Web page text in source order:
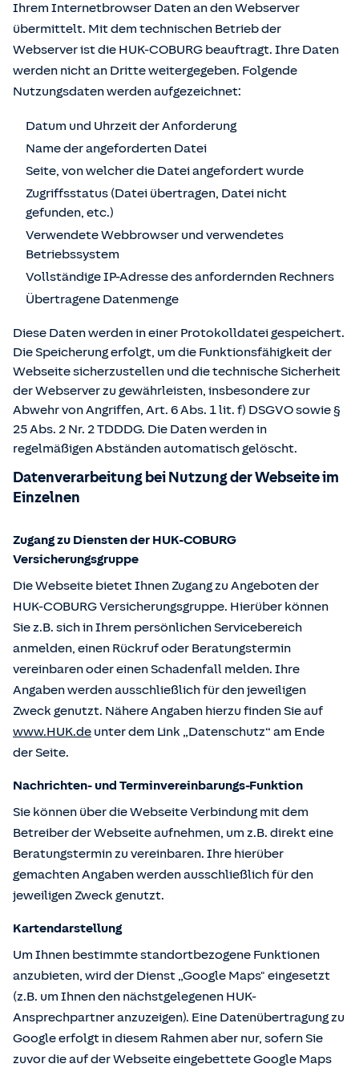
Ihrem Internetbrowser Daten an den Webserver
übermittelt. Mit dem technischen Betrieb der
Webserver ist die HUK-COBURG beauftragt. Ihre Daten
werden nicht an Dritte weitergegeben. Folgende
Nutzungsdaten werden aufgezeichnet:
Datum und Uhrzeit der Anforderung
Name der angeforderten Datei
Seite, von welcher die Datei angefordert wurde
Zugriffsstatus (Datei übertragen, Datei nicht
gefunden, etc.)
Verwendete Webbrowser und verwendetes
Betriebssystem
Vollständige IP-Adresse des anfordernden Rechners
Übertragene Datenmenge
Diese Daten werden in einer Protokolldatei gespeichert.
Die Speicherung erfolgt, um die Funktionsfähigkeit der
Webseite sicherzustellen und die technische Sicherheit
der Webserver zu gewährleisten, insbesondere zur
Abwehr von Angriffen, Art. 6 Abs. 1 lit. f) DSGVO sowie §
25 Abs. 2 Nr. 2 TDDDG. Die Daten werden in
regelmäßigen Abständen automatisch gelöscht.
Datenverarbeitung bei Nutzung der Webseite im
Einzelnen
Zugang zu Diensten der HUK-COBURG
Versicherungsgruppe
Die Webseite bietet Ihnen Zugang zu Angeboten der
HUK-COBURG Versicherungsgruppe. Hierüber können
Sie z.B. sich in Ihrem persönlichen Servicebereich
anmelden, einen Rückruf oder Beratungstermin
vereinbaren oder einen Schadenfall melden. Ihre
Angaben werden ausschließlich für den jeweiligen
Zweck genutzt. Nähere Angaben hierzu finden Sie auf
www.HUK.de unter dem Link „Datenschutz“ am Ende
der Seite.
Nachrichten- und Terminvereinbarungs-Funktion
Sie können über die Webseite Verbindung mit dem
Betreiber der Webseite aufnehmen, um z.B. direkt eine
Beratungstermin zu vereinbaren. Ihre hierüber
gemachten Angaben werden ausschließlich für den
jeweiligen Zweck genutzt.
Kartendarstellung
Um Ihnen bestimmte standortbezogene Funktionen
anzubieten, wird der Dienst „Google Maps" eingesetzt
(z.B. um Ihnen den nächstgelegenen HUK-
Ansprechpartner anzuzeigen). Eine Datenübertragung zu
Google erfolgt in diesem Rahmen aber nur, sofern Sie
zuvor die auf der Webseite eingebettete Google Maps